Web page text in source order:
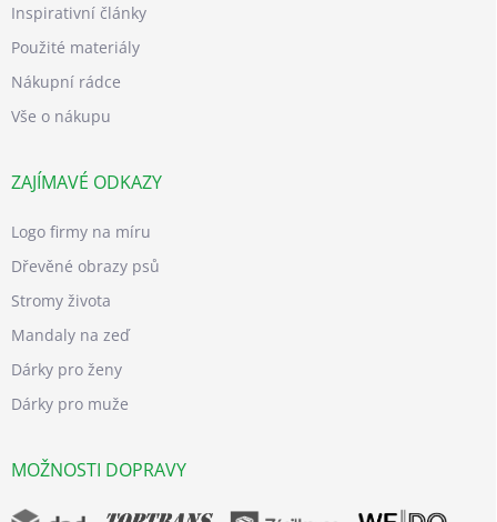
Inspirativní články
Použité materiály
Nákupní rádce
Vše o nákupu
ZAJÍMAVÉ ODKAZY
Logo firmy na míru
Dřevěné obrazy psů
Stromy života
Mandaly na zeď
Dárky pro ženy
Dárky pro muže
MOŽNOSTI DOPRAVY